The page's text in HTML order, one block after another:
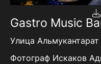
Gastro Music
Улица
Фотограф Искаков